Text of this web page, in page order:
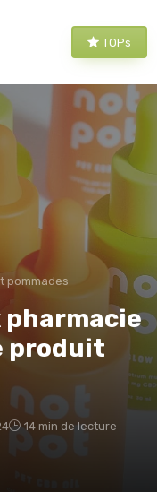
TOPs
pommades
pharmacie
produit
14 min de lecture